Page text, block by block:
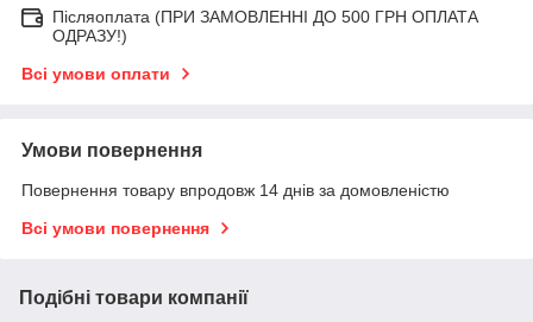
Післяоплата (ПРИ ЗАМОВЛЕННІ ДО 500 ГРН ОПЛАТА
ОДРАЗУ!)
Всі умови оплати
Умови повернення
Повернення товару впродовж 14 днів за домовленістю
Всі умови повернення
Подібні товари компанії